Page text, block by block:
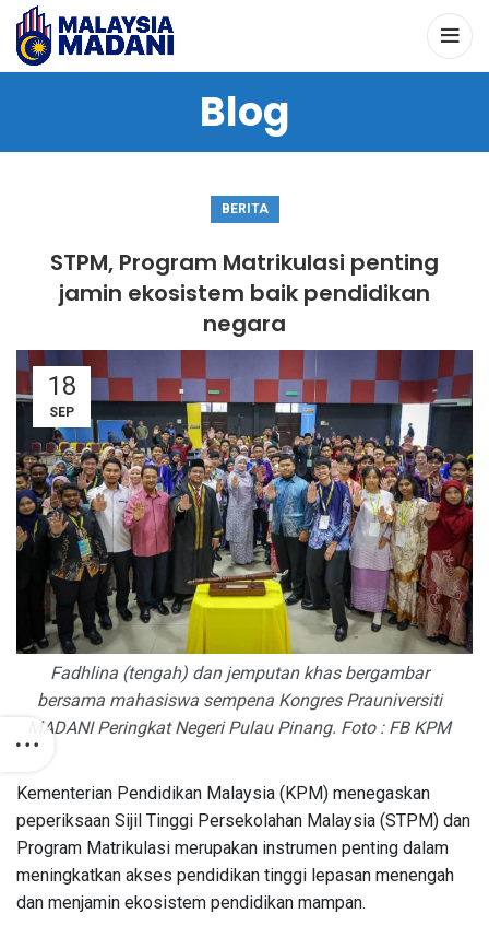
Blog
BERITA
STPM, Program Matrikulasi penting
jamin ekosistem baik pendidikan
negara
Fadhlina (tengah) dan jemputan khas bergambar
bersama mahasiswa sempena Kongres Prauniversiti
MADANI Peringkat Negeri Pulau Pinang. Foto : FB KPM
18
SEP
Kementerian Pendidikan Malaysia (KPM) menegaskan
peperiksaan Sijil Tinggi Persekolahan Malaysia (STPM) dan
Program Matrikulasi merupakan instrumen penting dalam
meningkatkan akses pendidikan tinggi lepasan menengah
dan menjamin ekosistem pendidikan mampan.